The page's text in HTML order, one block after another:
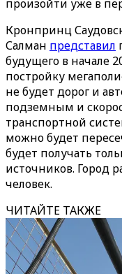
произойти уже в
Кронпринц
Салман представил
будущего в начале
постройку
не будет дорог и
подземным и
транспортной
можно будет
будет получать
источников. Город
человек.
ЧИТАЙТЕ ТАКЖЕ